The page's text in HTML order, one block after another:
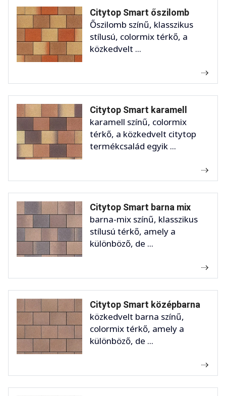
Citytop Smart őszilomb
Őszilomb színű, klasszikus
stílusú, colormix térkő, a
közkedvelt ...
Citytop Smart karamell
karamell színű, colormix
térkő, a közkedvelt citytop
termékcsalád egyik ...
Citytop Smart barna mix
barna-mix színű, klasszikus
stílusú térkő, amely a
különböző, de ...
Citytop Smart középbarna
közkedvelt barna színű,
colormix térkő, amely a
különböző, de ...